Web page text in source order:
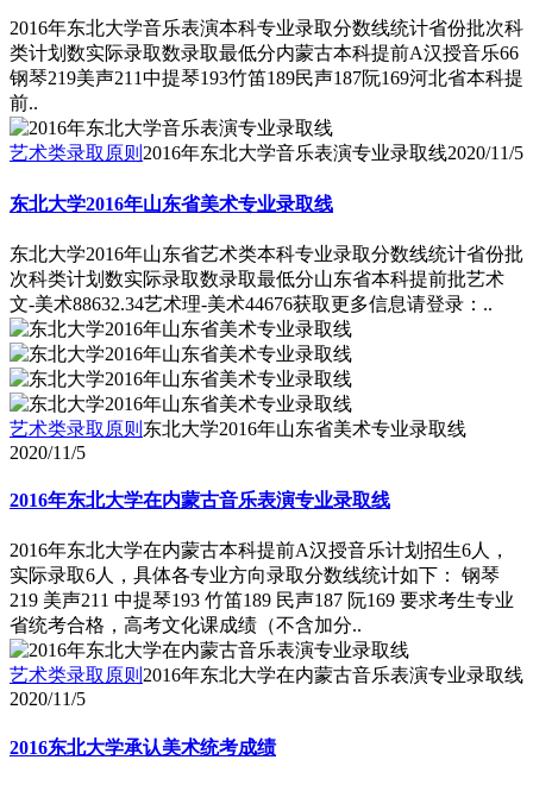
2016年东北大学音乐表演本科专业录取分数线统计省份批次科
类计划数实际录取数录取最低分内蒙古本科提前A汉授音乐66
钢琴219美声211中提琴193竹笛189民声187阮169河北省本科提
前..
艺术类录取原则 2016年东北大学音乐表演专业录取线2020/11/5
东北大学2016年山东省美术专业录取线
东北大学2016年山东省艺术类本科专业录取分数线统计省份批
次科类计划数实际录取数录取最低分山东省本科提前批艺术
文-美术88632.34艺术理-美术44676获取更多信息请登录：..
艺术类录取原则 东北大学2016年山东省美术专业录取线
2020/11/5
2016年东北大学在内蒙古音乐表演专业录取线
2016年东北大学在内蒙古本科提前A汉授音乐计划招生6人，
实际录取6人，具体各专业方向录取分数线统计如下： 钢琴
219 美声211 中提琴193 竹笛189 民声187 阮169 要求考生专业
省统考合格，高考文化课成绩（不含加分..
艺术类录取原则 2016年东北大学在内蒙古音乐表演专业录取线
2020/11/5
2016东北大学承认美术统考成绩